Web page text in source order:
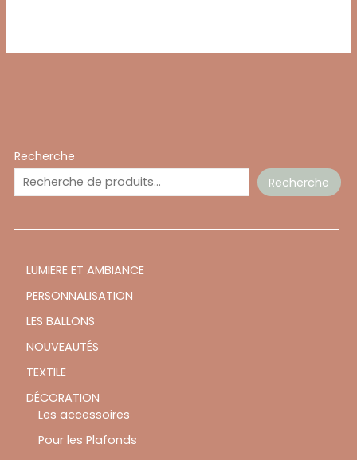
Recherche
Recherche
LUMIERE ET AMBIANCE
PERSONNALISATION
LES BALLONS
NOUVEAUTÉS
TEXTILE
DÉCORATION
Les accessoires
Pour les Plafonds